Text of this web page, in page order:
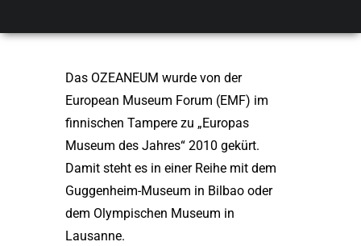
Das OZEANEUM wurde von der
European Museum Forum (EMF) im
finnischen Tampere zu „Europas
Museum des Jahres“ 2010 gekürt.
Damit steht es in einer Reihe mit dem
Guggenheim-Museum in Bilbao oder
dem Olympischen Museum in
Lausanne.